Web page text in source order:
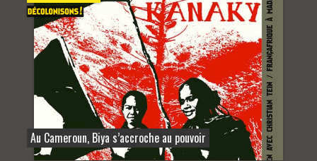
Au Cameroun, Biya s’accroche au pouvoir